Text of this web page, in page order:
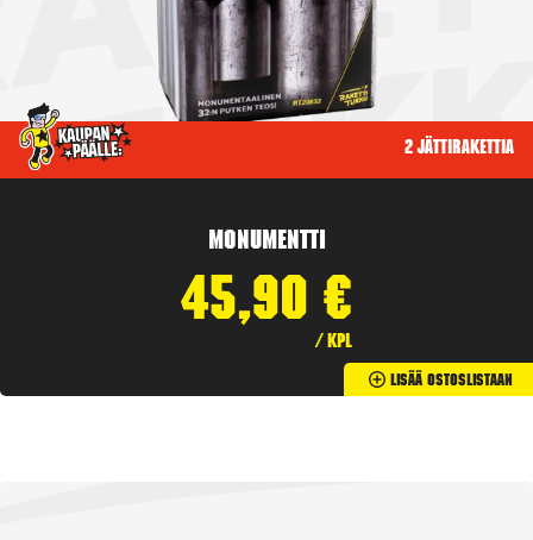
2 jättirakettia
Monumentti
45,90 €
/ kpl
Lisää Ostoslistaan